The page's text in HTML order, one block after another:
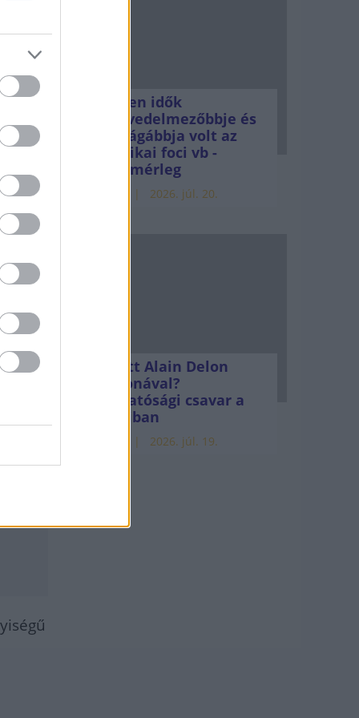
Minden idők
legjövedelmezőbbje és
legdrágábbja volt az
amerikai foci vb -
gyorsmérleg
2026. júl. 20.
Mi lett Alain Delon
vagyonával?
Adóhatósági csavar a
sztoriban
2026. júl. 19.